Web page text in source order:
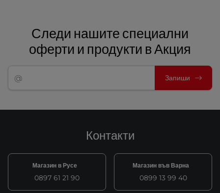
Следи нашите специални
оферти и продукти в Акция
Запиши
Контакти
Магазин в Русе
0897 61 21 90
Магазин във Варна
0899 13 99 40